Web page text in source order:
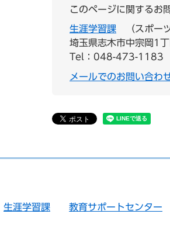
このページに関するお
生涯学習課
スポー
埼玉県志木市中宗岡1
Tel：048-473-1183
メールでのお問い合わ
生涯学習課 教育サポートセンター